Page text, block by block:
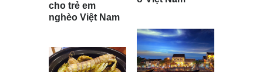
cho trẻ em
nghèo Việt Nam